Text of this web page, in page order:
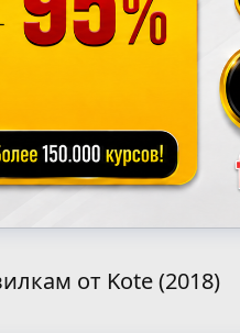
от Kote (2018)